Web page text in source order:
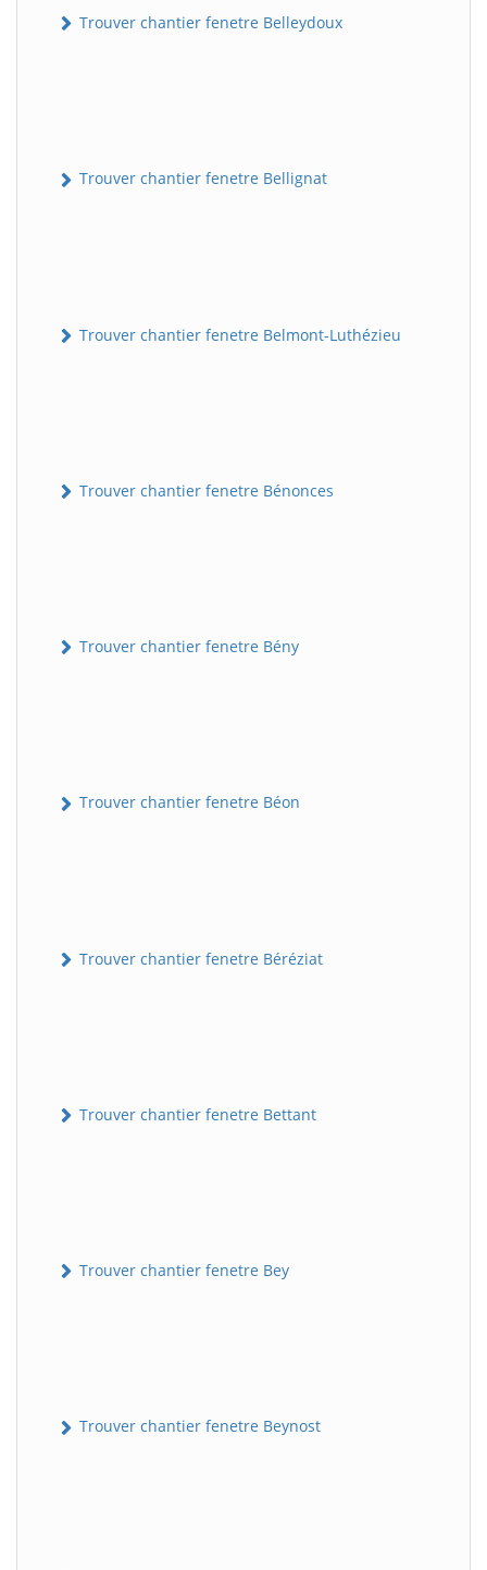
Trouver chantier fenetre Belleydoux
Trouver chantier fenetre Bellignat
Trouver chantier fenetre Belmont-Luthézieu
Trouver chantier fenetre Bénonces
Trouver chantier fenetre Bény
Trouver chantier fenetre Béon
Trouver chantier fenetre Béréziat
Trouver chantier fenetre Bettant
Trouver chantier fenetre Bey
Trouver chantier fenetre Beynost